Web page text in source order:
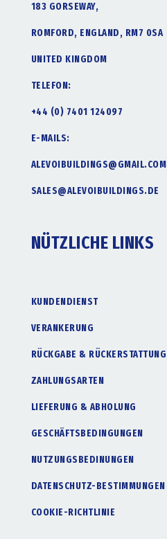
183 GORSEWAY,
ROMFORD, ENGLAND, RM7 0SA
UNITED KINGDOM
TELEFON:
+44 (0) 7401 124097
E-MAILS:
ALEVOIBUILDINGS@GMAIL.COM
SALES@ALEVOIBUILDINGS.DE
NÜTZLICHE LINKS
KUNDENDIENST
VERANKERUNG
RÜCKGABE & RÜCKERSTATTUNG
ZAHLUNGSARTEN
LIEFERUNG & ABHOLUNG
GESCHÄFTSBEDINGUNGEN
NUTZUNGSBEDINUNGEN
DATENSCHUTZ-BESTIMMUNGEN
COOKIE-RICHTLINIE